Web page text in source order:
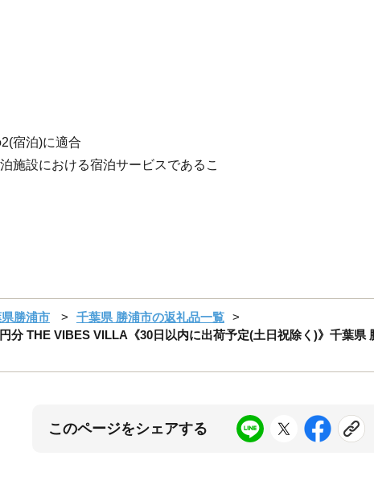
宿泊)に適合
施設における宿泊サービスであるこ
勝浦市
千葉県 勝浦市の返礼品一覧
分 THE VIBES VILLA《30日以内に出荷予定(土日祝除く)》千葉
このページをシェアする